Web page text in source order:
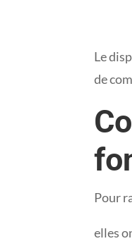
Le
de
Pour
elles